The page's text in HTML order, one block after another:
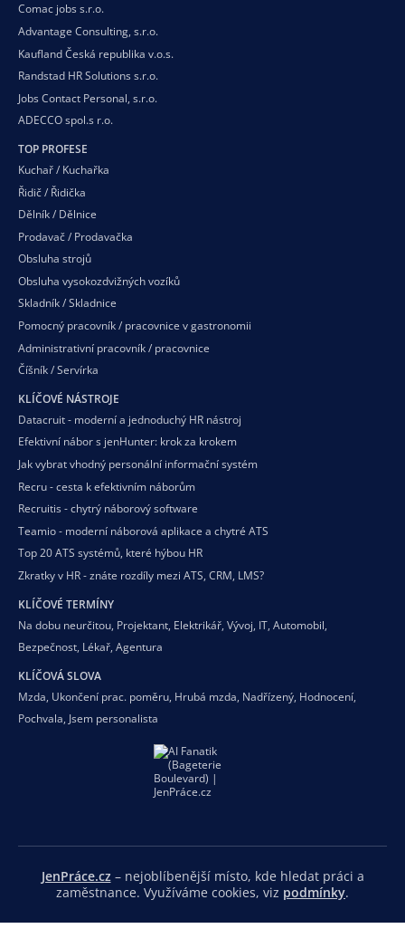
Comac jobs s.r.o.
Advantage Consulting, s.r.o.
Kaufland Česká republika v.o.s.
Randstad HR Solutions s.r.o.
Jobs Contact Personal, s.r.o.
ADECCO spol.s r.o.
TOP PROFESE
Kuchař / Kuchařka
Řidič / Řidička
Dělník / Dělnice
Prodavač / Prodavačka
Obsluha strojů
Obsluha vysokozdvižných vozíků
Skladník / Skladnice
Pomocný pracovník / pracovnice v gastronomii
Administrativní pracovník / pracovnice
Číšník / Servírka
KLÍČOVÉ NÁSTROJE
Datacruit - moderní a jednoduchý HR nástroj
Efektivní nábor s jenHunter: krok za krokem
Jak vybrat vhodný personální informační systém
Recru - cesta k efektivním náborům
Recruitis - chytrý náborový software
Teamio - moderní náborová aplikace a chytré ATS
Top 20 ATS systémů, které hýbou HR
Zkratky v HR - znáte rozdíly mezi ATS, CRM, LMS?
KLÍČOVÉ TERMÍNY
Na dobu neurčitou, Projektant, Elektrikář, Vývoj, IT, Automobil,
Bezpečnost, Lékař, Agentura
KLÍČOVÁ SLOVA
Mzda, Ukončení prac. poměru, Hrubá mzda, Nadřízený, Hodnocení,
Pochvala, Jsem personalista
JenPráce.cz– nejoblíbenější místo, kde hledat práci a
zaměstnance. Využíváme cookies, viz podmínky.